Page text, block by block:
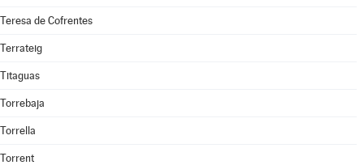
Teresa de Cofrentes
Terrateig
Titaguas
Torrebaja
Torrella
Torrent